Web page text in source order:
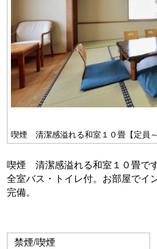
喫煙 清潔感溢れる和室１０畳【定員～
喫煙 清潔感溢れる和室１０畳です
全室バス・トイレ付。お部屋でイ
完備。
禁煙/喫煙